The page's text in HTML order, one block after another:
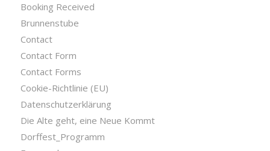
Booking Received
Brunnenstube
Contact
Contact Form
Contact Forms
Cookie-Richtlinie (EU)
Datenschutzerklärung
Die Alte geht, eine Neue Kommt
Dorffest_Programm